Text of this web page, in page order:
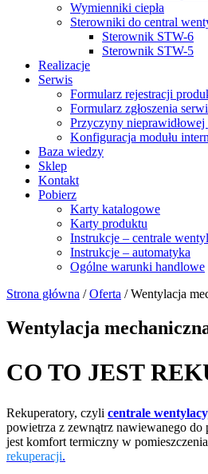
Wymienniki ciepła
Sterowniki do central
Sterownik STW-6
Sterownik STW-5
Realizacje
Serwis
Formularz rejestracji
Formularz zgłoszenia
Przyczyny nieprawidłowej
Konfiguracja modułu
Baza wiedzy
Sklep
Kontakt
Pobierz
Karty katalogowe
Karty produktu
Instrukcje – centrale
Instrukcje – automatyka
Ogólne warunki handlowe
Strona główna /Oferta /Wentylacja
Wentylacja
CO TO JEST
Rekuperatory, czyli centrale
powietrza z zewnątrz nawiewanego
jest komfort termiczny w
rekuperacji.